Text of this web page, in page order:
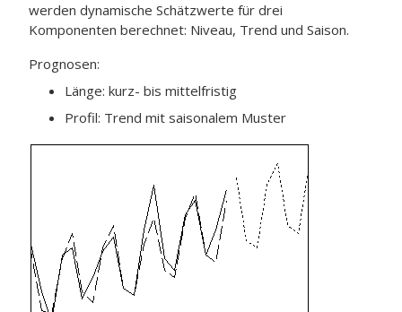
werden dynamische Schätzwerte für drei
Komponenten berechnet: Niveau, Trend und Saison.
Prognosen:
Länge: kurz- bis mittelfristig
Profil: Trend mit saisonalem Muster